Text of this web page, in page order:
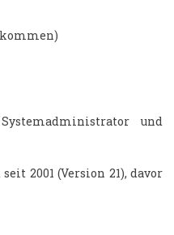
kommen)
und
2001 (Version 21), davor